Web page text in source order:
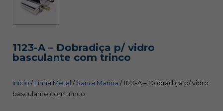
1123-A – Dobradiça p/ vidro
basculante com trinco
Início /Linha Metal /Santa Marina / 1123-A – Dobradiça p/ vidro
basculante com trinco